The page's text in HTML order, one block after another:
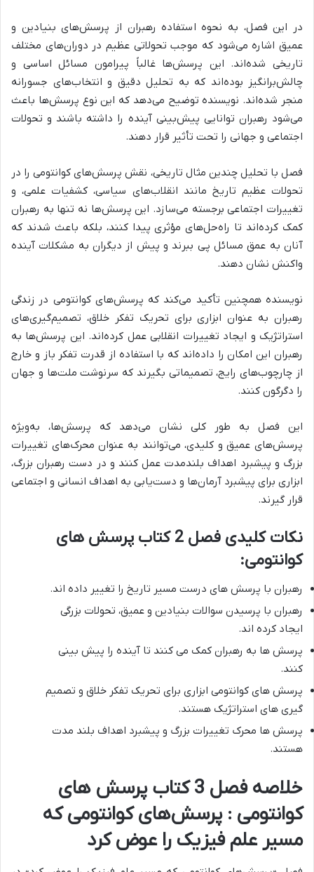
در این فصل، به نحوه استفاده رهبران از پرسش‌های بنیادین و
عمیق اشاره می‌شود که موجب تحولاتی عظیم در دوران‌های مختلف
تاریخی شده‌اند. این پرسش‌ها غالباً پیرامون مسائل اساسی و
چالش‌برانگیز بوده‌اند که به تحلیل دقیق و انتخاب‌های جسورانه
منجر شده‌اند. نویسنده توضیح می‌دهد که این نوع پرسش‌ها باعث
می‌شود رهبران توانایی پیش‌بینی آینده را داشته باشند و تحولات
اجتماعی و جهانی را تحت تأثیر قرار دهند.
فصل با تحلیل چندین مثال تاریخی، نقش پرسش‌های کوانتومی را در
تحولات عظیم تاریخ مانند انقلاب‌های سیاسی، کشفیات علمی، و
تغییرات اجتماعی برجسته می‌سازد. این پرسش‌ها نه تنها به رهبران
کمک کرده‌اند تا راه‌حل‌های مؤثری پیدا کنند، بلکه باعث شدند که
آنان به عمق مسائل پی ببرند و پیش از دیگران به مشکلات آینده
واکنش نشان دهند.
نویسنده همچنین تأکید می‌کند که پرسش‌های کوانتومی در زندگی
رهبران به عنوان ابزاری برای تحریک تفکر خلاق، تصمیم‌گیری‌های
استراتژیک و ایجاد تغییرات انقلابی عمل کرده‌اند. این پرسش‌ها به
رهبران این امکان را داده‌اند که با استفاده از قدرت تفکر باز و خارج
از چارچوب‌های رایج، تصمیماتی بگیرند که سرنوشت ملت‌ها و جهان
را دگرگون کنند.
این فصل به طور کلی نشان می‌دهد که پرسش‌ها، به‌ویژه
پرسش‌های عمیق و کلیدی، می‌توانند به عنوان محرک‌های تغییرات
بزرگ و پیشبرد اهداف بلندمدت عمل کنند و در دست رهبران بزرگ،
ابزاری برای پیشبرد آرمان‌ها و دست‌یابی به اهداف انسانی و اجتماعی
قرار گیرند.
نکات کلیدی فصل 2 کتاب پرسش های
کوانتومی:
رهبران با پرسش های درست مسیر تاریخ را تغییر داده اند.
رهبران با پرسیدن سوالات بنیادین و عمیق، تحولات بزرگی
ایجاد کرده اند.
پرسش ها به رهبران کمک می کنند تا آینده را پیش بینی
کنند.
پرسش های کوانتومی ابزاری برای تحریک تفکر خلاق و تصمیم
گیری های استراتژیک هستند.
پرسش ها محرک تغییرات بزرگ و پیشبرد اهداف بلند مدت
هستند.
خلاصه فصل 3 کتاب پرسش های
کوانتومی : پرسش‌های کوانتومی که
مسیر علم فیزیک را عوض کرد